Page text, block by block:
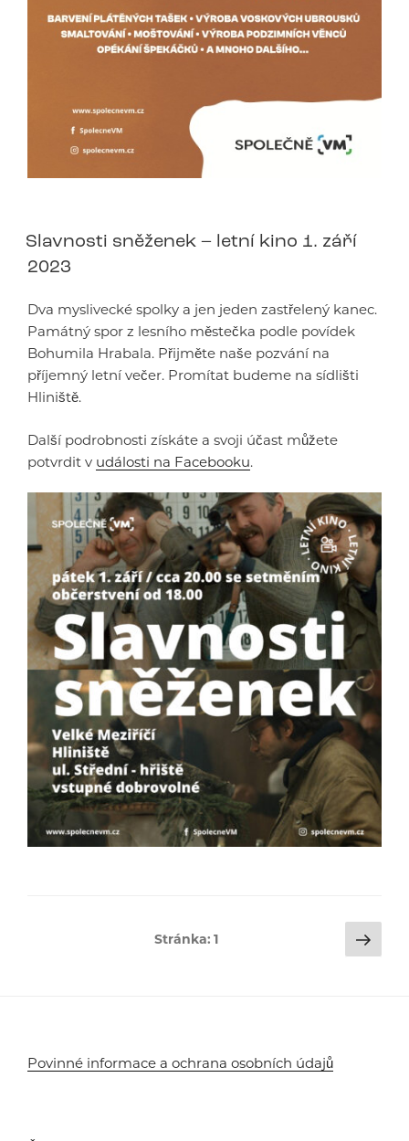
Slavnosti sněženek – letní kino 1. září
2023
Dva myslivecké spolky a jen jeden zastřelený kanec.
Památný spor z lesního městečka podle povídek
Bohumila Hrabala. Přijměte naše pozvání na
příjemný letní večer. Promítat budeme na sídlišti
Hliniště.
Další podrobnosti získáte a svoji účast můžete
potvrdit v události na Facebooku.
Stránka:1
Povinné informace a ochrana osobních údajů